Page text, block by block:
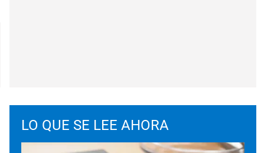
LO QUE SE LEE AHORA